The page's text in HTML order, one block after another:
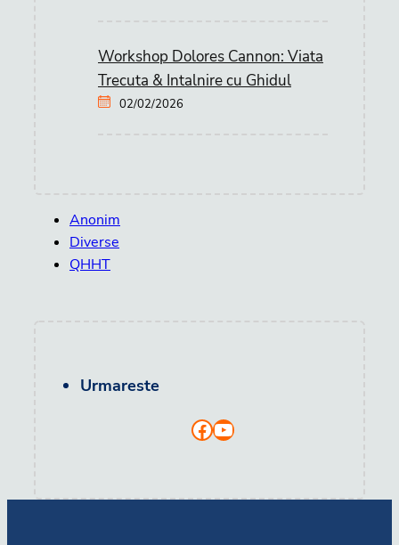
Workshop Dolores Cannon: Viata
Trecuta & Intalnire cu Ghidul
02/02/2026
Anonim
Diverse
QHHT
Urmareste
Facebook YouTube